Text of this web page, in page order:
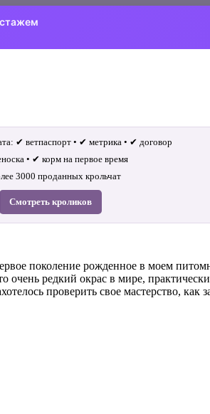
стажем
✔ ветпаспорт • ✔ метрика • ✔ договор
• ✔ корм на первое время
3000 проданных крольчат
Смотреть кроликов
поколение рожденное в моем
очень редкий окрас в мире,
проверить свое мастерство, как